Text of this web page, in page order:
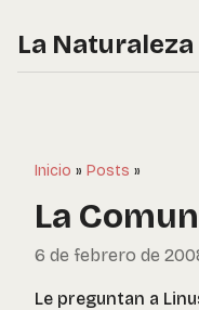
La
Inicio » Posts »
La
6 de febrero de
Le preguntan a